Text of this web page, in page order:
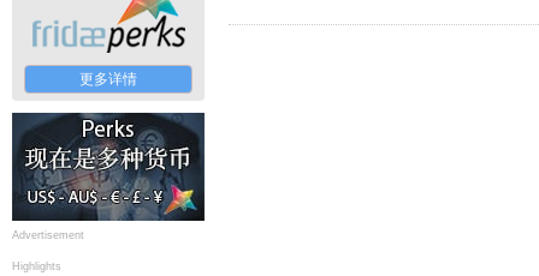
更多详情
Advertisement
Highlights